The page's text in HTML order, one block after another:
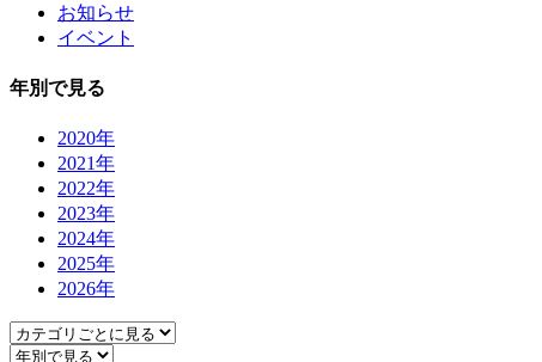
お知らせ
イベント
年別で見る
2020年
2021年
2022年
2023年
2024年
2025年
2026年